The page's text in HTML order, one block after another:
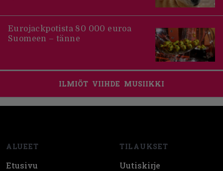
Eurojackpotista 80 000 euroa
Suomeen – tänne
ILMIÖT VIIHDE MUSIIKKI
ALUEET
Etusivu
TILAUKSET
Uutiskirje